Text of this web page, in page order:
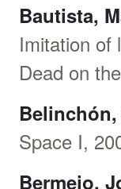
Bautista,
Imitation of
Dead on
Space I,
Bermejo,